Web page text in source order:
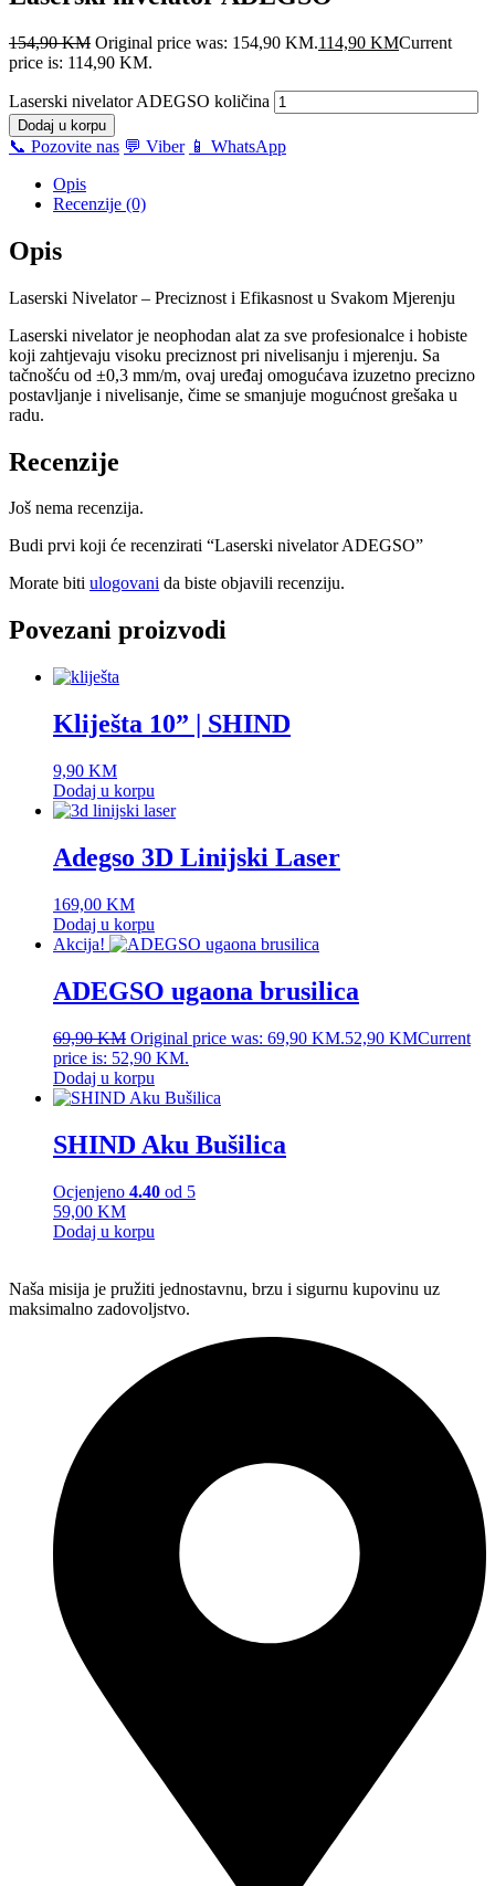
154,90KM Original price was: 154,90 KM.114,90 KMCurrent
price is: 114,90 KM.
Laserski nivelator ADEGSO količina
Dodaj u korpu
📞 Pozovite nas 💬 Viber 📱 WhatsApp
Opis
Recenzije (0)
Opis
Laserski Nivelator – Preciznost i Efikasnost u Svakom Mjerenju
Laserski nivelator je neophodan alat za sve profesionalce i hobiste
koji zahtjevaju visoku preciznost pri nivelisanju i mjerenju. Sa
tačnošću od ±0,3 mm/m, ovaj uređaj omogućava izuzetno precizno
postavljanje i nivelisanje, čime se smanjuje mogućnost grešaka u
radu.
Recenzije
Još nema recenzija.
Budi prvi koji će recenzirati “Laserski nivelator ADEGSO”
Morate biti ulogovani da biste objavili recenziju.
Povezani proizvodi
Kliješta 10” | SHIND
9,90 KM
Dodaj u korpu
Adegso 3D Linijski Laser
169,00 KM
Dodaj u korpu
Akcija!
ADEGSO ugaona brusilica
69,90KM Original price was: 69,90 KM.52,90 KMCurrent
price is: 52,90 KM.
Dodaj u korpu
SHIND Aku Bušilica
Ocjenjeno 4.40 od 5
59,00 KM
Dodaj u korpu
Naša misija je pružiti jednostavnu, brzu i sigurnu kupovinu uz
maksimalno zadovoljstvo.